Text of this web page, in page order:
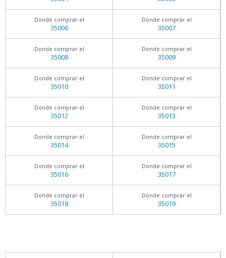
Donde comprar el
35006
Donde comprar el
35007
Donde comprar el
35008
Donde comprar el
35009
Donde comprar el
35010
Donde comprar el
35011
Donde comprar el
35012
Donde comprar el
35013
Donde comprar el
35014
Donde comprar el
35015
Donde comprar el
35016
Donde comprar el
35017
Donde comprar el
35018
Donde comprar el
35019